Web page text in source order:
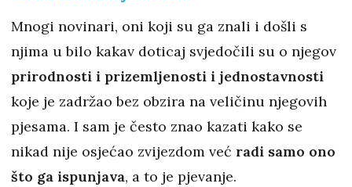
Mnogi novinari, oni koji su ga znali i došli s
njima u bilo kakav doticaj svjedočili su o njegov
prirodnosti i prizemljenosti i jednostavnosti
koje je zadržao bez obzira na veličinu njegovih
pjesama. I sam je često znao kazati kako se
nikad nije osjećao zvijezdom već radi samo ono
što ga ispunjava, a to je pjevanje.